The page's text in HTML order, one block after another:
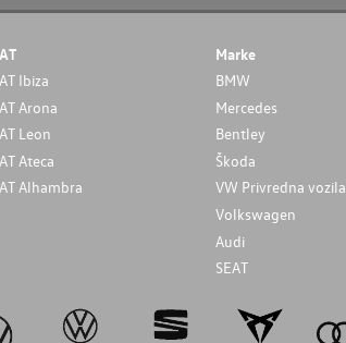
Ibiza
Arona
Leon
Ateca
Alhambra
Marke
BMW
Mercedes
Bentley
Škoda
VW Privredna vozila
Volkswagen
Audi
SEAT